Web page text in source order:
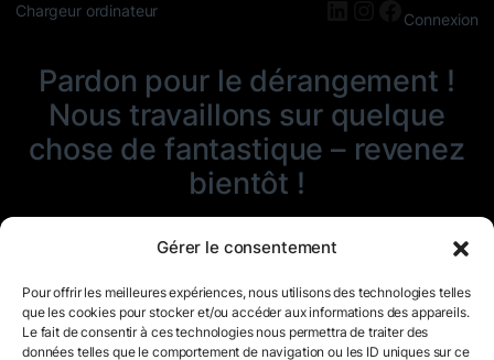
Gérer le consentement
Pour offrir les meilleures expériences, nous utilisons des technologies telles
que les cookies pour stocker et/ou accéder aux informations des appareils.
Le fait de consentir à ces technologies nous permettra de traiter des
données telles que le comportement de navigation ou les ID uniques sur ce
Chargeur ordinateur LinkedIn
Instagram
Connexion
Pardon pour le dérangement !
Nous travaillons sur quelque
chose de fantastique – revenez
bientôt !